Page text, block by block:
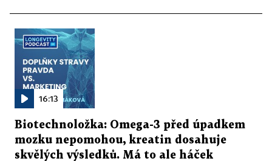
16:13
Biotechnoložka: Omega-3 před úpadkem
mozku nepomohou, kreatin dosahuje
skvělých výsledků. Má to ale háček